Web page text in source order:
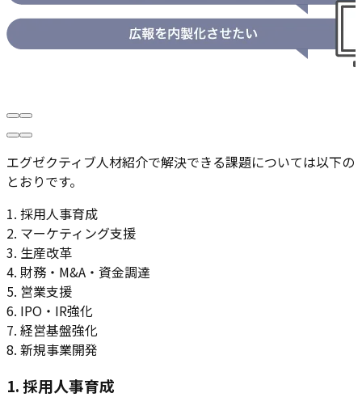
エグゼクティブ人材紹介で解決できる課題については以下の
とおりです。
1. 採用人事育成
2. マーケティング支援
3. 生産改革
4. 財務・M&A・資金調達
5. 営業支援
6. IPO・IR強化
7. 経営基盤強化
8. 新規事業開発
1. 採用人事育成